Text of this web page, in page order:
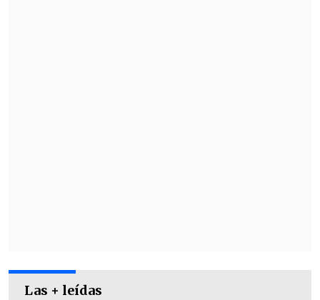
Las + leídas